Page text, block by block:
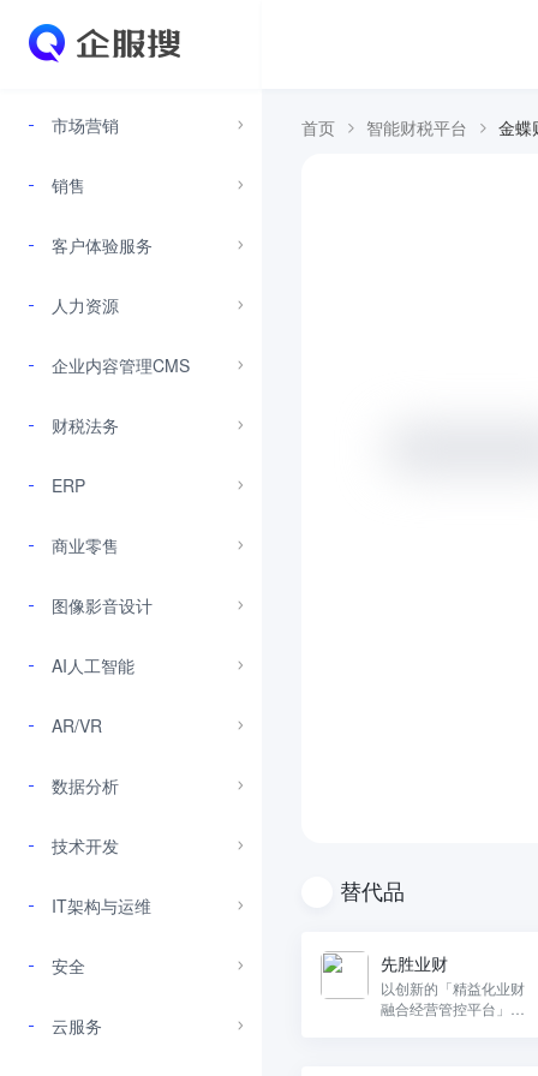
市场营销
销售
客户体验服务
人力资源
企业内容管理CMS
财税法务
ERP
商业零售
图像影音设计
AI人工智能
AR/VR
数据分析
技术开发
IT架构与运维
安全
云服务
首页 智能财税平台 金蝶
替代品
先胜业财
以创新的「精益化业财
融合经营管控平台」，